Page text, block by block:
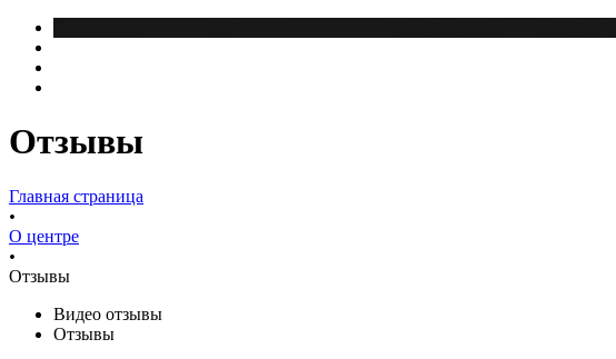
Отзывы
Главная страница
•
О центре
•
Отзывы
Видео отзывы
Отзывы